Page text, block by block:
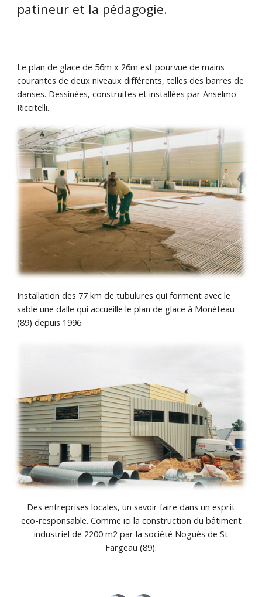
patineur et la pédagogie.
Le plan de glace de 56m x 26m est pourvue de mains
courantes de deux niveaux différents, telles des barres de
danses. Dessinées, construites et installées par Anselmo
Riccitelli.
Installation des 77 km de tubulures qui forment avec le
sable une dalle qui accueille le plan de glace à Monéteau
(89) depuis 1996.
Des entreprises locales, un savoir faire dans un esprit
eco-responsable. Comme ici la construction du bâtiment
industriel de 2200 m2 par la société Noguès de St
Fargeau (89).